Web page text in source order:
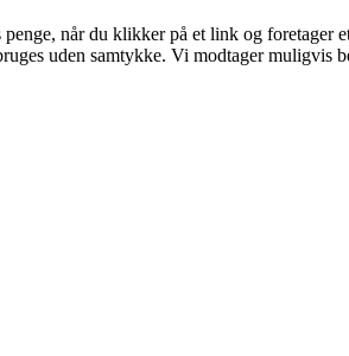
når du klikker på et link og foretager
uden samtykke. Vi modtager muligvis